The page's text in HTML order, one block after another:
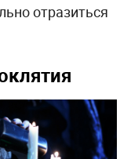
отразиться